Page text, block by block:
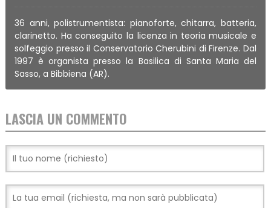
36 anni, polistrumentista: pianoforte, chitarra, batteria,
clarinetto. Ha conseguito la licenza in teoria musicale e
solfeggio presso il Conservatorio Cherubini di Firenze. Dal
1997 è organista presso la Basilica di Santa Maria del
Sasso, a Bibbiena (AR).
LASCIA UN COMMENTO